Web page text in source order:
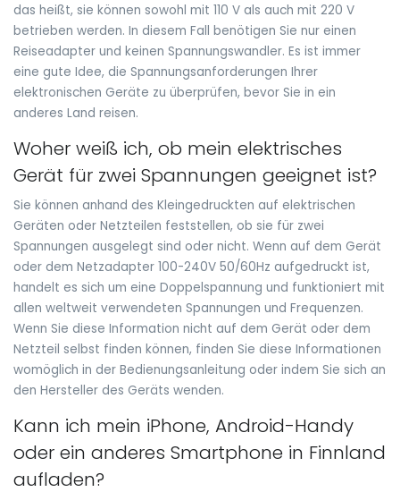
das heißt, sie können sowohl mit 110 V als auch mit 220 V
betrieben werden. In diesem Fall benötigen Sie nur einen
Reiseadapter und keinen Spannungswandler. Es ist immer
eine gute Idee, die Spannungsanforderungen Ihrer
elektronischen Geräte zu überprüfen, bevor Sie in ein
anderes Land reisen.
Woher weiß ich, ob mein elektrisches
Gerät für zwei Spannungen geeignet ist?
Sie können anhand des Kleingedruckten auf elektrischen
Geräten oder Netzteilen feststellen, ob sie für zwei
Spannungen ausgelegt sind oder nicht. Wenn auf dem Gerät
oder dem Netzadapter 100-240V 50/60Hz aufgedruckt ist,
handelt es sich um eine Doppelspannung und funktioniert mit
allen weltweit verwendeten Spannungen und Frequenzen.
Wenn Sie diese Information nicht auf dem Gerät oder dem
Netzteil selbst finden können, finden Sie diese Informationen
womöglich in der Bedienungsanleitung oder indem Sie sich an
den Hersteller des Geräts wenden.
Kann ich mein iPhone, Android-Handy
oder ein anderes Smartphone in Finnland
aufladen?